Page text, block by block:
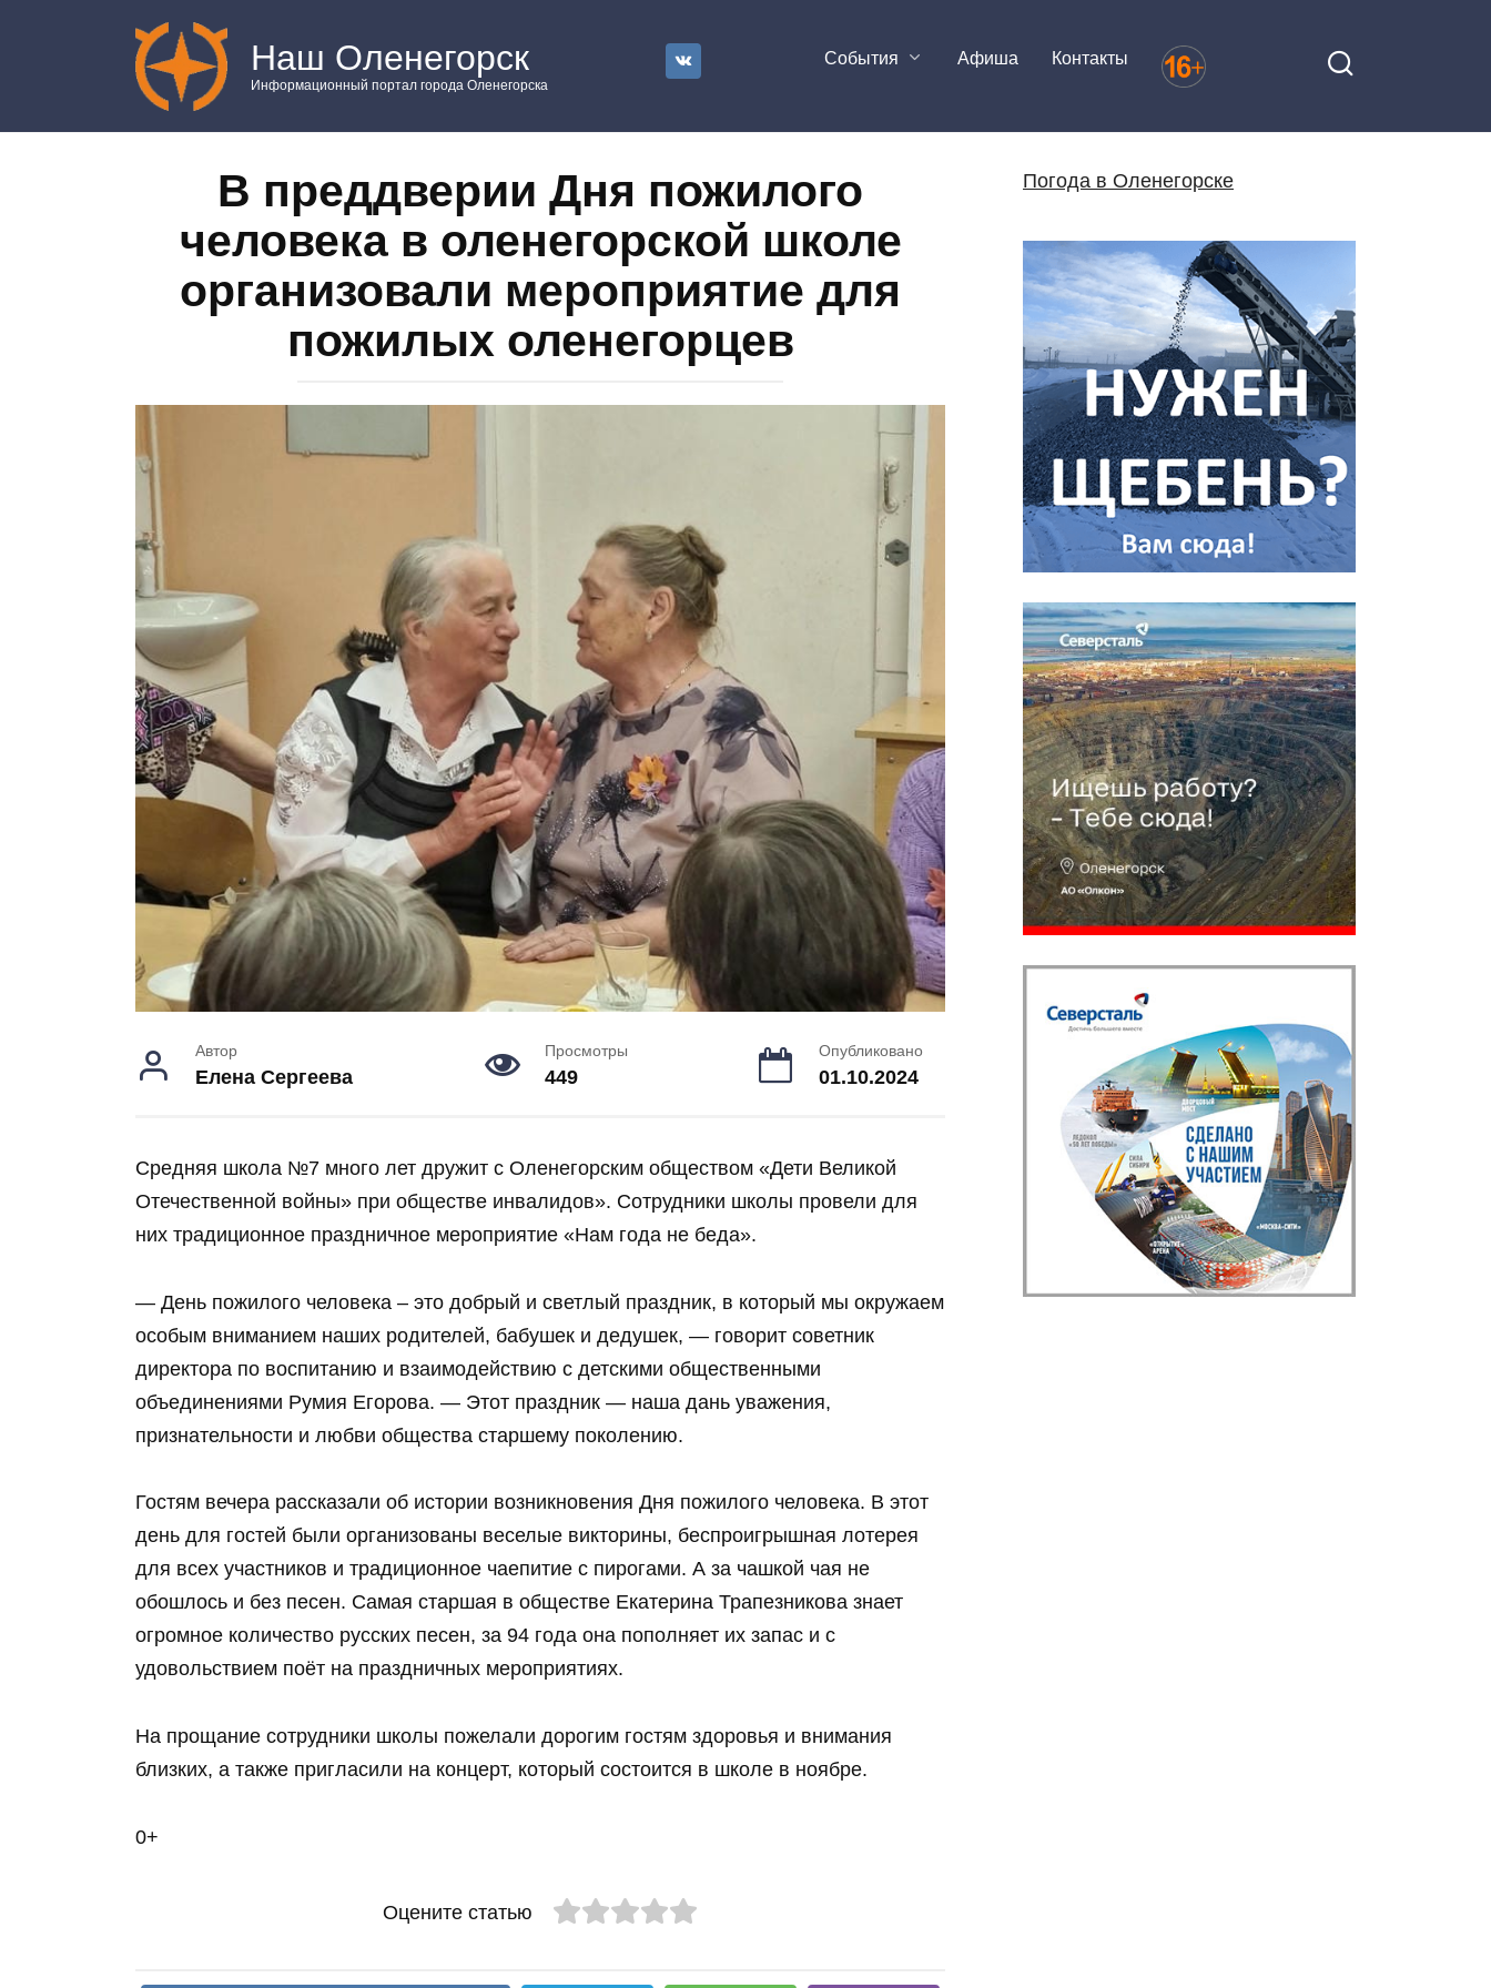
Наш Оленегорск
Информационный портал города Оленегорска
События Афиша Контакты
В преддверии Дня пожилого
человека в оленегорской школе
организовали мероприятие для
пожилых оленегорцев
Автор
Елена Сергеева
Просмотры
449
Опубликовано
01.10.2024
Средняя школа №7 много лет дружит с Оленегорским обществом «Дети Великой
Отечественной войны» при обществе инвалидов». Сотрудники школы провели для
них традиционное праздничное мероприятие «Нам года не беда».
— День пожилого человека – это добрый и светлый праздник, в который мы окружаем
особым вниманием наших родителей, бабушек и дедушек, — говорит советник
директора по воспитанию и взаимодействию с детскими общественными
объединениями Румия Егорова. — Этот праздник — наша дань уважения,
признательности и любви общества старшему поколению.
Гостям вечера рассказали об истории возникновения Дня пожилого человека. В этот
день для гостей были организованы веселые викторины, беспроигрышная лотерея
для всех участников и традиционное чаепитие с пирогами. А за чашкой чая не
обошлось и без песен. Самая старшая в обществе Екатерина Трапезникова знает
огромное количество русских песен, за 94 года она пополняет их запас и с
удовольствием поёт на праздничных мероприятиях.
На прощание сотрудники школы пожелали дорогим гостям здоровья и внимания
близких, а также пригласили на концерт, который состоится в школе в ноябре.
0+
Оцените статью
Погода в Оленегорске